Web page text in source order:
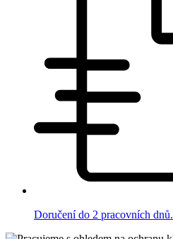
Doručení do 2 pracovních dnů.